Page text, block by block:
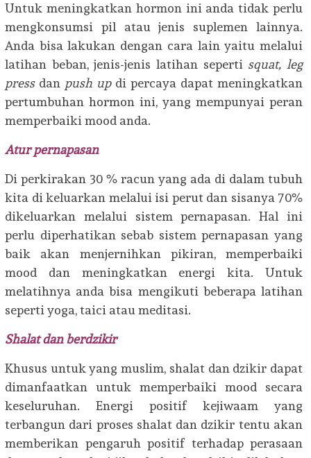
Untuk meningkatkan hormon ini anda tidak perlu
mengkonsumsi pil atau jenis suplemen lainnya.
Anda bisa lakukan dengan cara lain yaitu melalui
latihan beban, jenis-jenis latihan seperti squat, leg
pressdan push updi percaya dapat meningkatkan
pertumbuhan hormon ini, yang mempunyai peran
memperbaiki mood anda.
Atur pernapasan
Di perkirakan 30 % racun yang ada di dalam tubuh
kita di keluarkan melalui isi perut dan sisanya 70%
dikeluarkan melalui sistem pernapasan. Hal ini
perlu diperhatikan sebab sistem pernapasan yang
baik akan menjernihkan pikiran, memperbaiki
mood dan meningkatkan energi kita. Untuk
melatihnya anda bisa mengikuti beberapa latihan
seperti yoga, taici atau meditasi.
Shalat dan berdzikir
Khusus untuk yang muslim, shalat dan dzikir dapat
dimanfaatkan untuk memperbaiki mood secara
keseluruhan. Energi positif kejiwaam yang
terbangun dari proses shalat dan dzikir tentu akan
memberikan pengaruh positif terhadap perasaan